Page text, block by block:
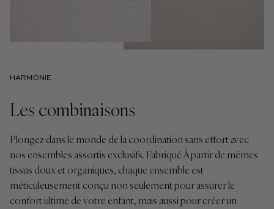
HARMONIE
Les combinaisons
Plongez dans le monde de la coordination sans effort avec
nos ensembles assortis exclusifs. Fabriqué À partir de mêmes
tissus doux et organiques, chaque ensemble est
méticuleusement conçu non seulement pour assurer le
confort ultime de votre enfant, mais aussi pour créer un